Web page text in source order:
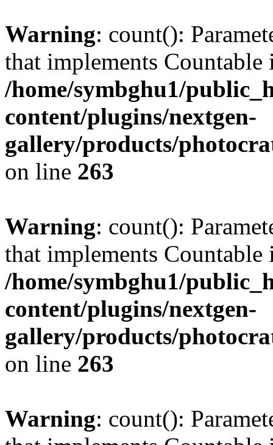
Warning: count():
that implements Countable
/home/symbghu1/
content/plugins/nextgen-
gallery/products/
on line 263
Warning: count():
that implements Countable
/home/symbghu1/
content/plugins/nextgen-
gallery/products/
on line 263
Warning: count():